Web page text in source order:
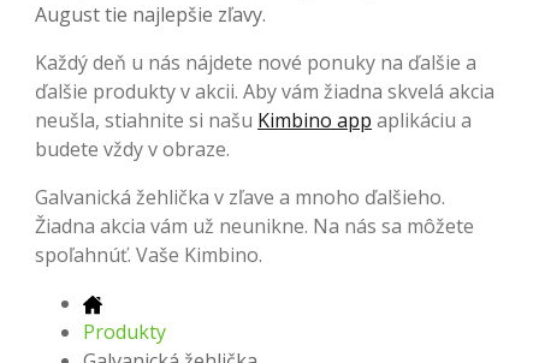
August tie najlepšie zľavy.
Každý deň u nás nájdete nové ponuky na ďalšie a
ďalšie produkty v akcii. Aby vám žiadna skvelá akcia
neušla, stiahnite si našu Kimbino app aplikáciu a
budete vždy v obraze.
Galvanická žehlička v zľave a mnoho ďalšieho.
Žiadna akcia vám už neunikne. Na nás sa môžete
spoľahnúť. Vaše Kimbino.
Produkty